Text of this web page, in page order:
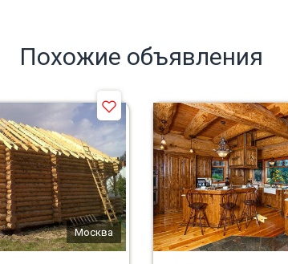
Похожие объявления
Москва